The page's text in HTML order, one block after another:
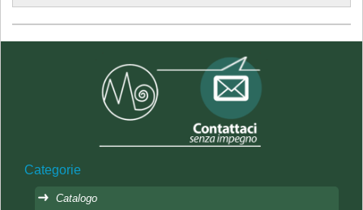
Categorie
Catalogo